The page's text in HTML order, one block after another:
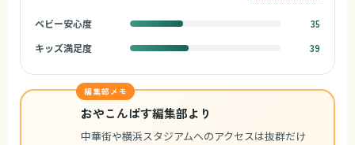
ベビー安心度
35
キッズ満足度
39
編集部メモ
おやこんぱす編集部より
中華街や横浜スタジアムへのアクセスは抜群だけ